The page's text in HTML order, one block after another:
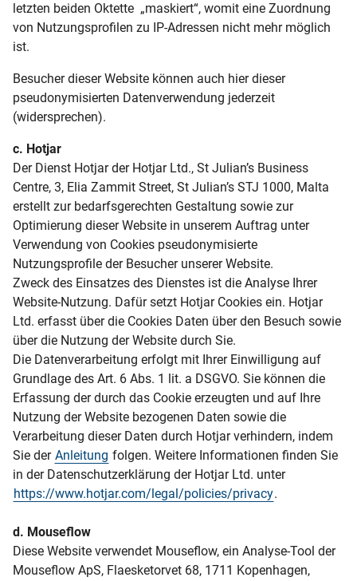
letzten beiden Oktette „maskiert“, womit eine Zuordnung
von Nutzungsprofilen zu IP-Adressen nicht mehr möglich
ist.
Besucher dieser Website können auch hier dieser
pseudonymisierten Datenverwendung jederzeit
(widersprechen).
c. Hotjar
Der Dienst Hotjar der Hotjar Ltd., St Julian’s Business
Centre, 3, Elia Zammit Street, St Julian’s STJ 1000, Malta
erstellt zur bedarfsgerechten Gestaltung sowie zur
Optimierung dieser Website in unserem Auftrag unter
Verwendung von Cookies pseudonymisierte
Nutzungsprofile der Besucher unserer Website.
Zweck des Einsatzes des Dienstes ist die Analyse Ihrer
Website-Nutzung. Dafür setzt Hotjar Cookies ein. Hotjar
Ltd. erfasst über die Cookies Daten über den Besuch sowie
über die Nutzung der Website durch Sie.
Die Datenverarbeitung erfolgt mit Ihrer Einwilligung auf
Grundlage des Art. 6 Abs. 1 lit. a DSGVO. Sie können die
Erfassung der durch das Cookie erzeugten und auf Ihre
Nutzung der Website bezogenen Daten sowie die
Verarbeitung dieser Daten durch Hotjar verhindern, indem
Sie der Anleitung folgen. Weitere Informationen finden Sie
in der Datenschutzerklärung der Hotjar Ltd. unter
https://www.hotjar.com/legal/policies/privacy.
d. Mouseflow
Diese Website verwendet Mouseflow, ein Analyse-Tool der
Mouseflow ApS, Flaesketorvet 68, 1711 Kopenhagen,